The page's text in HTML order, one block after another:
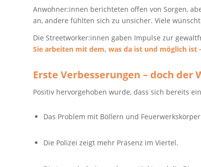
Anwohner:innen berichteten offen von Sorgen,
an, andere fühlten sich zu unsicher. Viele
Die Streetworker:innen gaben Impulse zur
Sie arbeiten mit dem, was da ist und möglich ist
Erste Verbesserungen – doch der
Positiv hervorgehoben wurde, dass sich bereits
Das Problem mit Böllern und
Die Polizei zeigt mehr Präsenz im Viertel.